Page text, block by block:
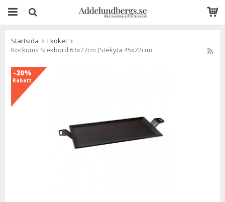
Startsida
I köket
Kockums Stekbord 63x27cm (Stekyta 45x22cm)
-20%
Rabatt